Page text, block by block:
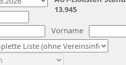
Vorname
13.945